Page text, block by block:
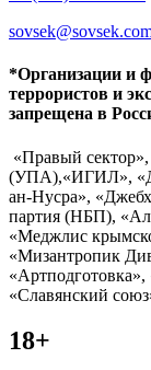
*Организации и
террористов и
запрещена в
«Правый сектор»,
(УПА),«ИГИЛ»,
ан-Нусра»,
партия (НБП),
«Меджлис
«Мизантропик
«Славянский
18+